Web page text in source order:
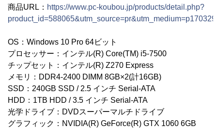
商品URL： https://www.pc-koubou.jp/products/detail.php?
OS：Windows 10 Pro 64ビット
プロセッサー：インテル(R) Core(TM) i5-7500
チップセット：インテル(R) Z270 Express
メモリ：DDR4-2400 DIMM 8GB×2(計16GB)
SSD：240GB SSD / 2.5 インチ Serial-ATA
HDD：1TB HDD / 3.5 インチ Serial-ATA
光学ドライブ：DVDスーパーマルチドライブ
グラフィック：NVIDIA(R) GeForce(R) GTX 1060 6GB